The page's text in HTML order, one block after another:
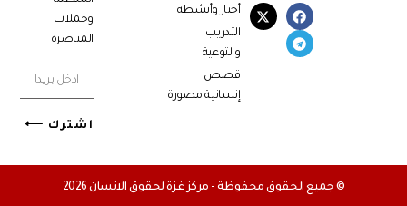
أخبار وأنشطة
التدريب
والتوعية
قصص
إنسانية مصورة
وحملات
المناصرة
اشترك ⟵
© جميع الحقوق محفوظة - مركز غزة لحقوق الانسان 2026